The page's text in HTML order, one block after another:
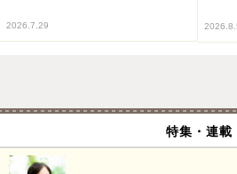
2026.7.29
特集・連載